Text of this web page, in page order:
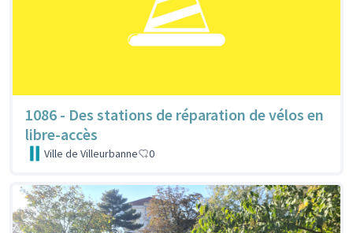
1086 - Des stations de réparation de vélos en
libre-accès
Ville de Villeurbanne 0